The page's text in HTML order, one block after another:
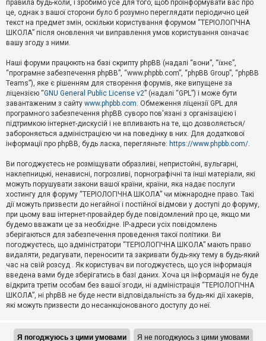
п
о
в
і
д
й
А
к
т
и
в
н
і
м
и
П
о
ш
у
Д
о
п
о
м
правила будь-коли, і зробимо усе для того, щоб проінформувати вас про
це, однак з вашої сторони було б розумно переглядати періодично цей
текст на предмет змін, оскільки користування форумом “ТЕРІОЛОГІЧНА
ШКОЛА” після оновлення чи виправлення умов користування означає
вашу згоду з ними.
Наші форуми працюють на базі скрипту phpBB (надалі “вони”, “їхнє”,
“програмне забезпечення phpBB”, “www.phpbb.com”, “phpBB Group”, “phpBB
Teams”), яке є рішенням для створення форумів, яке випущене за
ліцензією “GNU General Public License v2” (надалі “GPL”) і може бути
завантаженим з сайту www.phpbb.com. Обмеження ліцензії GPL для
програмного забезпечення phpBB суворо пов'язані з організацією і
підтримкою інтернет-дискусій і не впливають на те, що дозволяється/
забороняється адміністрацією чи на поведінку в них. Для додаткової
інформації про phpBB, будь ласка, перегляньте: https://www.phpbb.com/.
Ви погоджуєтесь не розміщувати образливі, непристойні, вульгарні,
наклепницькі, ненависні, погрозливі, порнографічні та інші матеріали, які
можуть порушувати закони вашої країни, країни, яка надає послуги
хостингу для форуму “ТЕРІОЛОГІЧНА ШКОЛА” чи міжнародне право. Такі
дії можуть призвести до негайної і постійної відмови у доступі до форуму,
при цьому ваш інтернет-провайдер буде повідомлений про це, якщо ми
будемо вважати це за необхідне. IP-адреси усіх повідомлень
зберігаються для забезпечення проведення такої політики. Ви
погоджуєтесь, що адміністратори “ТЕРІОЛОГІЧНА ШКОЛА” мають право
видаляти, редагувати, переносити та закривати будь-яку тему в будь-який
час на свій розсуд . Як користувач ви погоджуєтесь, що уся інформація
введена вами буде зберігатись в базі даних. Хоча ця інформація не буде
відкрита третім особам без вашої згоди, ні адміністрація “ТЕРІОЛОГІЧНА
ШКОЛА”, ні phpBB не буде нести відповідальність за будь-які дії хакерів,
які можуть призвести до несанкціонованого доступу до неї.